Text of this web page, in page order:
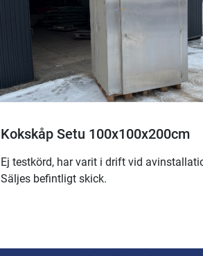
Kokskåp Setu 100x100x200cm
Ej testkörd, har varit i drift vid
Säljes befintligt skick.